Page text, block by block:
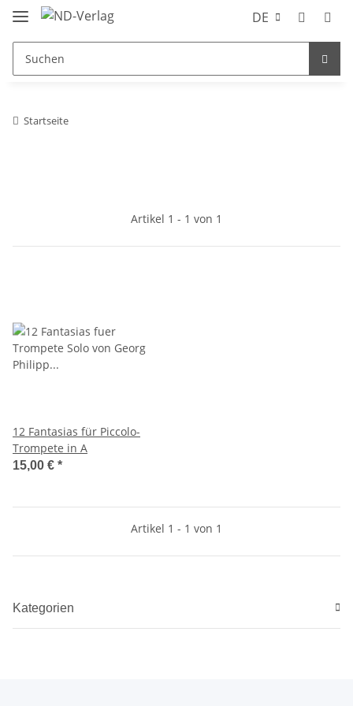
DE
Startseite
Artikel 1 - 1 von 1
12 Fantasias für Piccolo-
Trompete in A
15,00 € *
Artikel 1 - 1 von 1
Kategorien